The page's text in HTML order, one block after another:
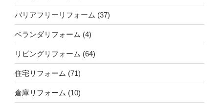
バリアフリーリフォーム (37)
ベランダリフォーム (4)
リビングリフォーム (64)
住宅リフォーム (71)
倉庫リフォーム (10)